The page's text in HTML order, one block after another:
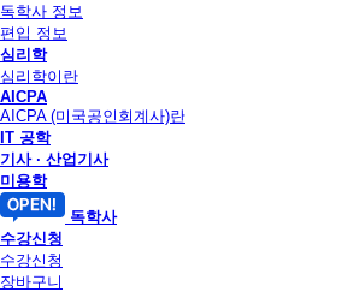
독학사 정보
편입 정보
심리학
심리학이란
AICPA
AICPA (미국공인회계사)란
IT 공학
기사 · 산업기사
미용학
독학사
수강신청
수강신청
장바구니